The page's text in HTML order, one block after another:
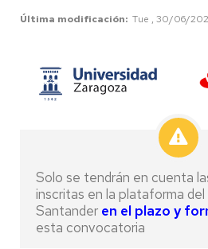
Última modificación Tue , 30/06/
Solo se tendrán en cuenta
inscritas en la plataforma
Santander en el plazo y
esta convocatoria